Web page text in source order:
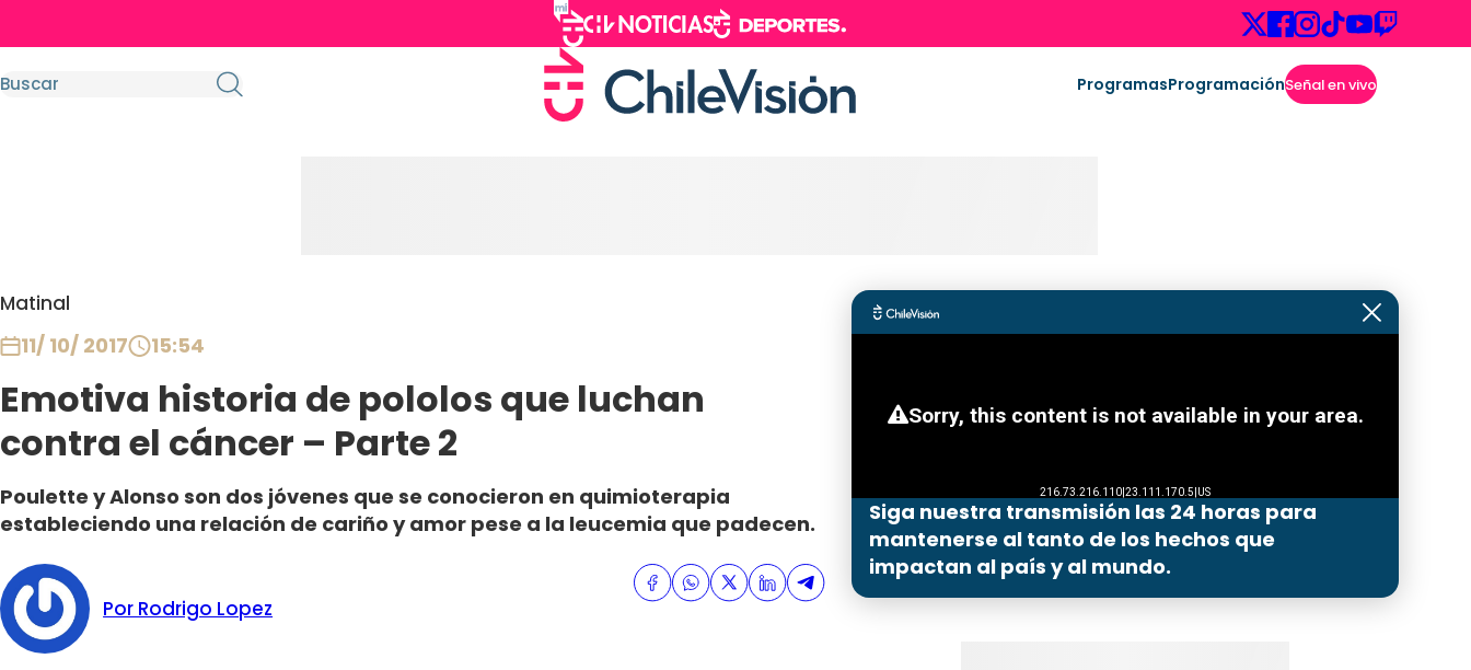
ProgramasProgramaciónSeñal en vivo
Matinal
11/ 10/ 2017 15:54
Emotiva historia de pololos que luchan
contra el cáncer – Parte 2
Poulette y Alonso son dos jóvenes que se conocieron en quimioterapia
estableciendo una relación de cariño y amor pese a la leucemia que padecen.
Por Rodrigo Lopez
Siga nuestra transmisión las 24 horas para
mantenerse al tanto de los hechos que
impactan al país y al mundo.